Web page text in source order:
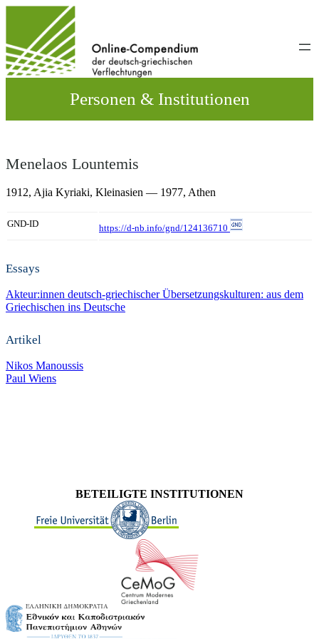
wechseln
Personen & Institutionen
Menelaos Lountemis
1912, Ajia Kyriaki, Kleinasien — 1977, Athen
GND-ID https://d-nb.info/gnd/124136710
Essays
Akteur:innen deutsch-griechischer Übersetzungskulturen: aus dem
Griechischen ins Deutsche
Artikel
Nikos Manoussis
Paul Wiens
BETEILIGTE INSTITUTIONEN